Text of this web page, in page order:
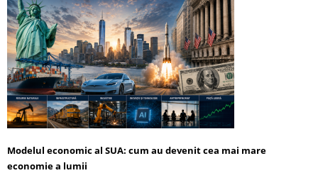
Modelul economic al SUA: cum au devenit cea mai mare
economie a lumii